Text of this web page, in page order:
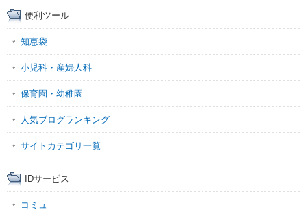
便利ツール
知恵袋
小児科・産婦人科
保育園・幼稚園
人気ブログランキング
サイトカテゴリ一覧
IDサービス
コミュ